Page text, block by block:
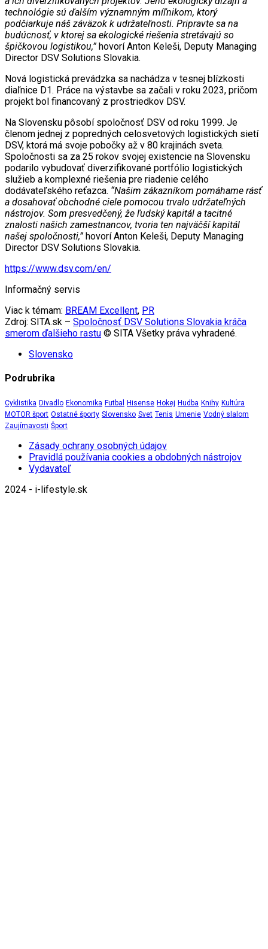
technológie sú ďalším významným míľnikom, ktorý
podčiarkuje náš záväzok k udržateľnosti. Pripravte sa na
budúcnosť, v ktorej sa ekologické riešenia stretávajú so
špičkovou logistikou,”hovorí Anton Keleši, Deputy Managing
Director DSV Solutions Slovakia.
Nová logistická prevádzka sa nachádza v tesnej blízkosti
diaľnice D1. Práce na výstavbe sa začali v roku 2023, pričom
projekt bol financovaný z prostriedkov DSV.
Na Slovensku pôsobí spoločnosť DSV od roku 1999. Je
členom jednej z popredných celosvetových logistických sietí
DSV, ktorá má svoje pobočky až v 80 krajinách sveta.
Spoločnosti sa za 25 rokov svojej existencie na Slovensku
podarilo vybudovať diverzifikované portfólio logistických
služieb a komplexné riešenia pre riadenie celého
dodávateľského reťazca. “Našim zákazníkom pomáhame rásť
a dosahovať obchodné ciele pomocou trvalo udržateľných
nástrojov. Som presvedčený, že ľudský kapitál a tacitné
znalosti našich zamestnancov, tvoria ten najväčší kapitál
našej spoločnosti,”hovorí Anton Keleši, Deputy Managing
Director DSV Solutions Slovakia.
https://www.dsv.com/en/
Informačný servis
Viac k témam: BREAM Excellent, PR
Zdroj: SITA.sk – Spoločnosť DSV Solutions Slovakia kráča
smerom ďalšieho rastu © SITA Všetky práva vyhradené.
Slovensko
Podrubrika
Cyklistika Divadlo Ekonomika Futbal Hisense Hokej Hudba Knihy Kultúra
MOTOR šport Ostatné športy Slovensko Svet Tenis Umenie Vodný slalom
Zaujímavosti Šport
Zásady ochrany osobných údajov
Pravidlá používania cookies a obdobných nástrojov
Vydavateľ
2024 - i-lifestyle.sk